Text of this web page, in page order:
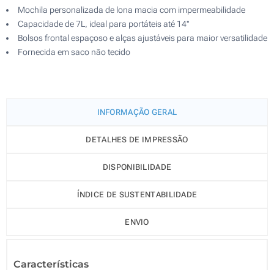
Mochila personalizada de lona macia com impermeabilidade
Capacidade de 7L, ideal para portáteis até 14''
Bolsos frontal espaçoso e alças ajustáveis para maior versatilidade
Fornecida em saco não tecido
INFORMAÇÃO GERAL
DETALHES DE IMPRESSÃO
DISPONIBILIDADE
ÍNDICE DE SUSTENTABILIDADE
ENVIO
Características